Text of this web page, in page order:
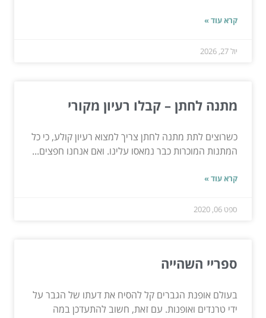
קרא עוד »
יול 27, 2026
מתנה לחתן – קבלו רעיון מקורי
כשרוצים לתת מתנה לחתן צריך למצוא רעיון קולע, כי כל
המתנות המוכרות כבר נמאסו עלינו. ואם אנחנו חפצים...
קרא עוד »
ספט 06, 2020
ספריי השהייה
בעולם אופנת הגברים קל להסיח את דעתו של הגבר על
ידי טרנדים ואופנות. עם זאת, חשוב להתעדכן במה